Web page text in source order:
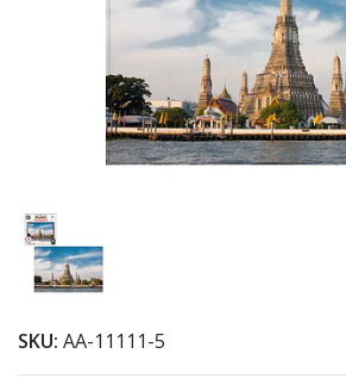
SKU: AA-11111-5